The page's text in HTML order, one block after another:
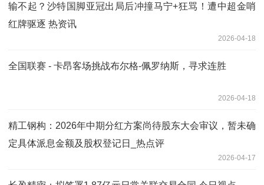
输不起？沙特国脚亚冠出局后冲撞马宁+狂骂！遭中超金哨
红牌驱逐 热资讯
2026-04-18
全国联赛 - 卡昂客场挑战布尔格-佩罗纳斯，寻求连胜
2026-04-18
精工钢构：2026年中期分红方案尚待股东大会审议，暂未确
定具体派息金额及股权登记日_热点评
2026-04-17